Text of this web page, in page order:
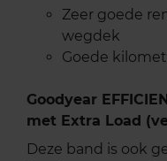
Zeer goede
wegdek
Goede
Goodyear
met Extra Load
Deze band is ook